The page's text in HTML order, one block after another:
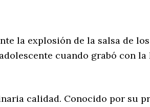
la explosión de la salsa de los
cuando grabó con
calidad. Conocido por su